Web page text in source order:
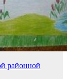
районной